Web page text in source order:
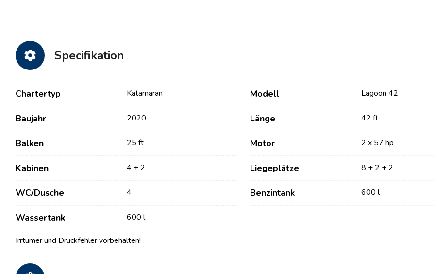
Specifikation
Chartertyp Katamaran Modell Lagoon 42
Baujahr 2020 Länge 42 ft
Balken 25 ft Motor 2 x 57 hp
Kabinen 4 + 2 Liegeplätze 8 + 2 + 2
WC/Dusche 4 Benzintank 600 l
Wassertank 600 l
Irrtümer und Druckfehler vorbehalten!
Kontakt
Nachrichten / Blog
Partner
Unsere Flotte
Segelboote